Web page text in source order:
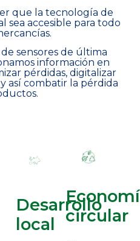
que la tecnología de
sea ​accesible para ​todo
sensores de última
​información en
pérdidas, digitalizar
así combatir la pérdida
Desarrollo
local
circular